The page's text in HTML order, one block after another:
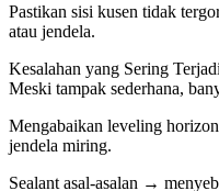
Pastikan sisi kusen tidak
atau jendela.
Kesalahan yang Sering
Meski tampak sederhana,
Mengabaikan leveling
jendela miring.
Sealant asal-asalan →